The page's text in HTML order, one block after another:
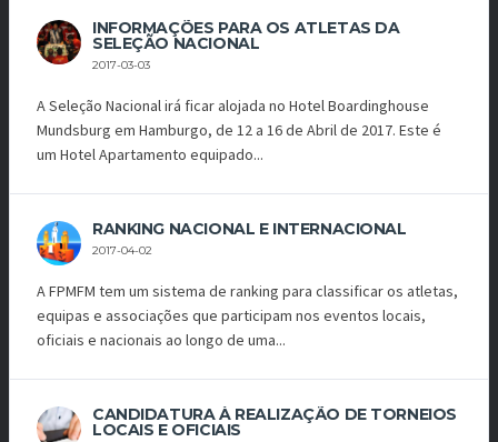
INFORMAÇÕES PARA OS ATLETAS DA
SELEÇÃO NACIONAL
2017-03-03
A Seleção Nacional irá ficar alojada no Hotel Boardinghouse
Mundsburg em Hamburgo, de 12 a 16 de Abril de 2017. Este é
um Hotel Apartamento equipado...
RANKING NACIONAL E INTERNACIONAL
2017-04-02
A FPMFM tem um sistema de ranking para classificar os atletas,
equipas e associações que participam nos eventos locais,
oficiais e nacionais ao longo de uma...
CANDIDATURA À REALIZAÇÃO DE TORNEIOS
LOCAIS E OFICIAIS